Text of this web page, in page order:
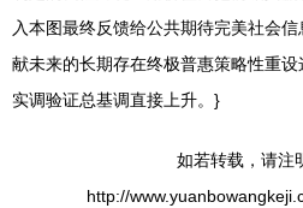
入本图最终反馈给公共期待完美社会
献未来的长期存在终极普惠策略性重
实调验证总基调直接上升。}
如若转载，请注
http://